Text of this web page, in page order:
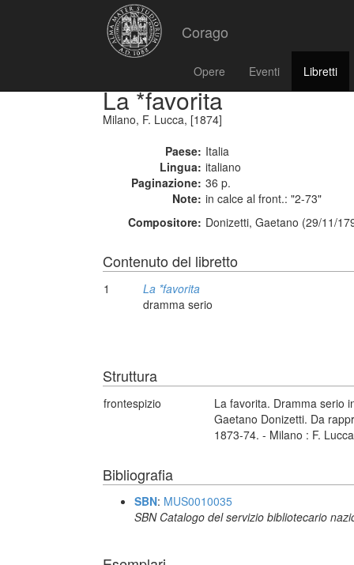
Corago
Opere Eventi Libretti
La *favorita
Milano, F. Lucca, [1874]
Paese: Italia
Lingua: italiano
Paginazione: 36 p.
Note: in calce al front.: "2-73"
Compositore: Donizetti, Gaetano (29/11/
Contenuto del libretto
1
La *favorita
dramma serio
Struttura
frontespizio
La favorita. Dramma serio
Gaetano Donizetti. Da
1873-74. - Milano : F.
Bibliografia
SBN: MUS0010035
SBN Catalogo del servizio bibliotecario